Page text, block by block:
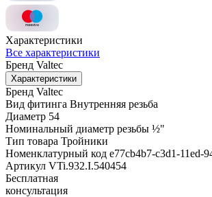
Характеристики
Все характеристики
Бренд Valtec
Характеристики
Бренд Valtec
Вид фитинга Внутренняя резьба
Диаметр 54
Номинальный диаметр резьбы ½"
Тип товара Тройники
Номенклатурный код e77cb4b7-c3d1-11ed-
Артикул VTi.932.I.540454
Бесплатная
консультация